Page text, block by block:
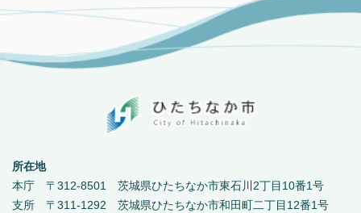
所在地
本庁 〒312-8501 茨城県ひたちなか市東石川2丁目10番1号
支所 〒311-1292 茨城県ひたちなか市和田町二丁目12番1号